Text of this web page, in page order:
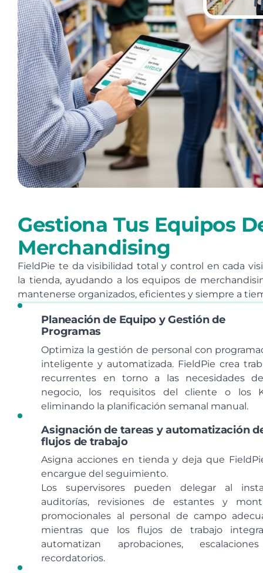
Gestiona Tus Equipos
Merchandising
FieldPie te da visibilidad total y control en cada
la tienda, ayudando a los equipos de
mantenerse organizados, eficientes y siempre a
Planeación de Equipo y Gestión de
Programas
Optimiza la gestión de personal con
inteligente y automatizada. FieldPie crea
recurrentes en torno a las necesidades
negocio, los requisitos del cliente o los
eliminando la planificación semanal manual.
Asignación de tareas y automatización
flujos de trabajo
Asigna acciones en tienda y deja que
encargue del seguimiento.
Los supervisores pueden delegar al
auditorías, revisiones de estantes y
promocionales al personal de campo
mientras que los flujos de trabajo
automatizan aprobaciones,
recordatorios.